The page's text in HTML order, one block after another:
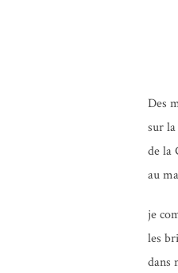
Des
sur
de la
au
je
les
dans